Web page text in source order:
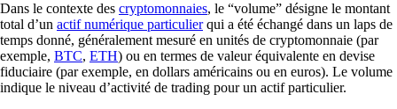
Dans le contexte des cryptomonnaies, le “volume” désigne le montant
total d’un actif numérique particulierqui a été échangé dans un laps de
temps donné, généralement mesuré en unités de cryptomonnaie (par
exemple, BTC, ETH) ou en termes de valeur équivalente en devise
fiduciaire (par exemple, en dollars américains ou en euros). Le volume
indique le niveau d’activité de trading pour un actif particulier.